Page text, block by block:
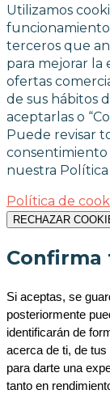
Utilizamos
funcionamiento
terceros que
para mejorar la
ofertas
de sus hábitos
aceptarlas o
Puede revisar
nuestra Política
Política de
RECHAZAR
Confirma
Si aceptas, se
posteriormente
identificarán de
acerca de ti, de
para darte una
tanto en